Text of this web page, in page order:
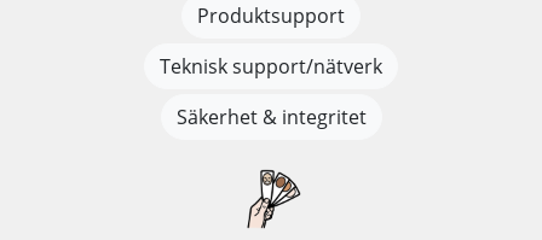
Produktsupport
Teknisk support/nätverk
Säkerhet & integritet